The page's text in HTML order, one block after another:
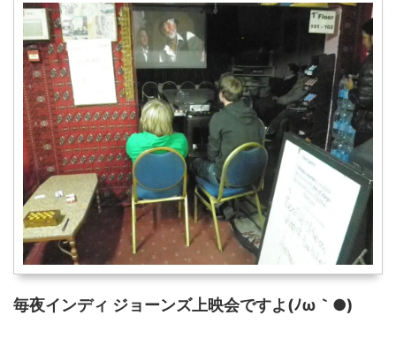
毎夜インディ ジョーンズ上映会ですよ(ﾉω｀●)